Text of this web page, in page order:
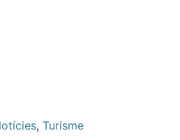
, Turisme